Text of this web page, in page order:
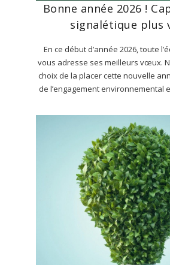
Bonne année 2026 !
signalétique plus
En ce début d’année 2026, toute
vous adresse ses meilleurs vœux.
choix de la placer cette nouvelle
de l’engagement environnemental